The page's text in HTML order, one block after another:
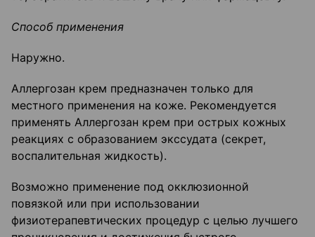
Способ применения
Наружно.
Аллергозан крем предназначен только для
местного применения на коже. Рекомендуется
применять Аллергозан крем при острых кожных
реакциях с образованием экссудата (секрет,
воспалительная жидкость).
Возможно применение под окклюзионной
повязкой или при использовании
физиотерапевтических процедур с целью лучшего